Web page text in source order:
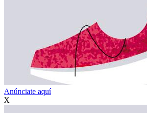
Anúnciate aquí
X